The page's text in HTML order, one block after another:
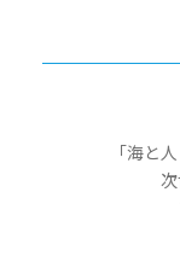
「海と